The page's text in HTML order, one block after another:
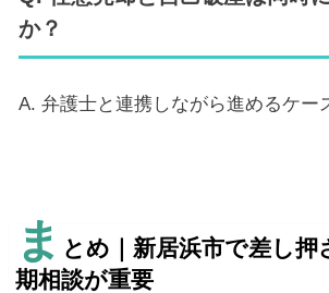
か？
A. 弁護士と連携しながら進めるケー
ま とめ｜新居浜市で差し押
期相談が重要